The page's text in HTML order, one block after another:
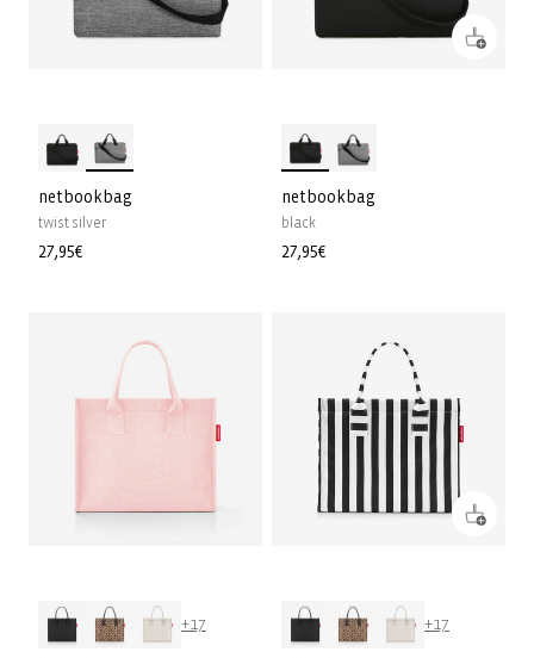
netbookbag
twist silver
Precio
27,95€
netbookbag
black
Precio
27,95€
+17 +17